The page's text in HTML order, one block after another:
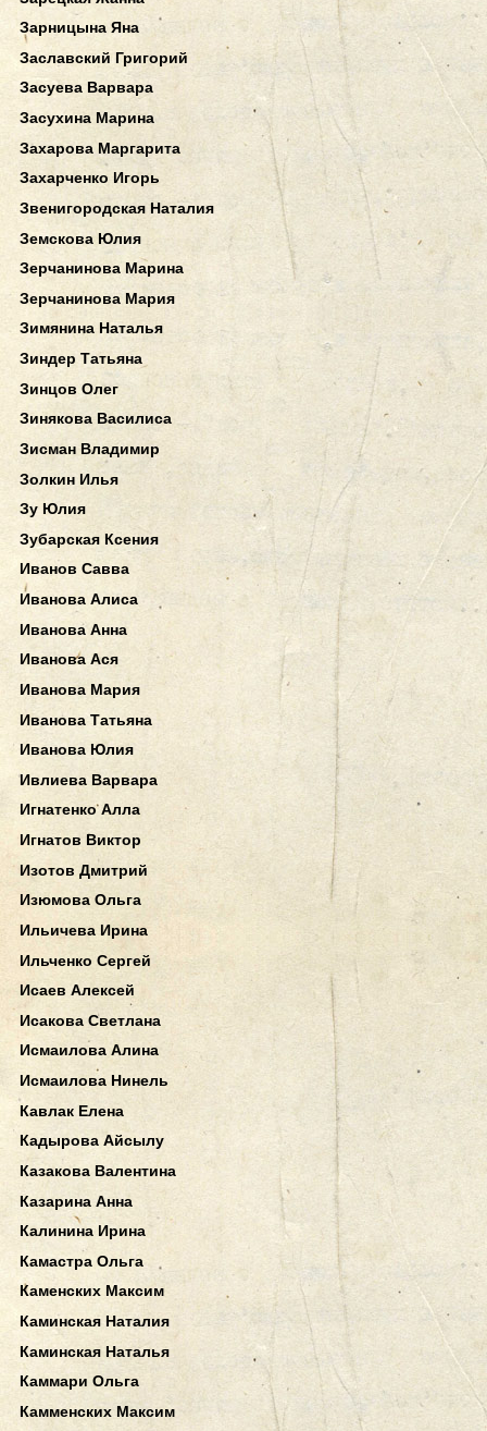
Зарницына Яна
Заславский Григорий
Засуева Варвара
Засухина Марина
Захарова Маргарита
Захарченко Игорь
Звенигородская Наталия
Земскова Юлия
Зерчанинова Марина
Зерчанинова Мария
Зимянина Наталья
Зиндер Татьяна
Зинцов Олег
Зинякова Василиса
Зисман Владимир
Золкин Илья
Зу Юлия
Зубарская Ксения
Иванов Савва
Иванова Алиса
Иванова Анна
Иванова Ася
Иванова Мария
Иванова Татьяна
Иванова Юлия
Ивлиева Варвара
Игнатенко Алла
Игнатов Виктор
Изотов Дмитрий
Изюмова Ольга
Ильичева Ирина
Ильченко Сергей
Исаев Алексей
Исакова Светлана
Исмаилова Алина
Исмаилова Нинель
Кавлак Елена
Кадырова Айсылу
Казакова Валентина
Казарина Анна
Калинина Ирина
Камастра Ольга
Каменских Максим
Каминская Наталия
Каминская Наталья
Каммари Ольга
Камменских Максим